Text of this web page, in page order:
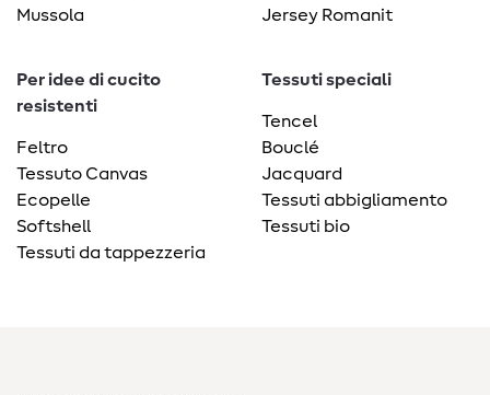
Mussola
Jersey Romanit
Per idee di cucito
resistenti
Feltro
Tessuto Canvas
Ecopelle
Softshell
Tessuti da tappezzeria
Tessuti speciali
Tencel
Bouclé
Jacquard
Tessuti abbigliamento
Tessuti bio